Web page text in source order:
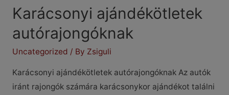
Karácsonyi ajándékötletek
autórajongóknak
Uncategorized / By Zsiguli
Karácsonyi ajándékötletek autórajongóknak Az autók
iránt rajongók számára karácsonykor ajándékot találni